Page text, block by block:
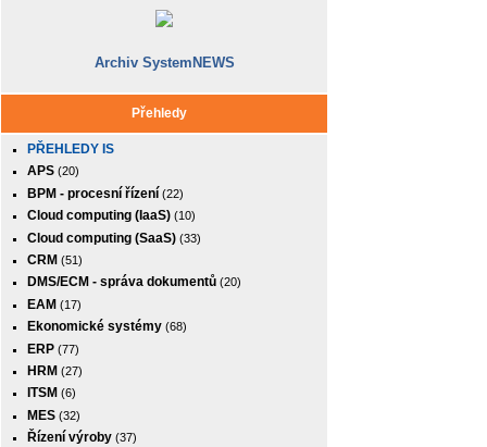
Archiv SystemNEWS
Přehledy
PŘEHLEDY IS
APS (20)
BPM - procesní řízení (22)
Cloud computing (IaaS) (10)
Cloud computing (SaaS) (33)
CRM (51)
DMS/ECM - správa dokumentů (20)
EAM (17)
Ekonomické systémy (68)
ERP (77)
HRM (27)
ITSM (6)
MES (32)
Řízení výroby (37)